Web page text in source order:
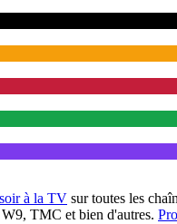
à la TV sur toutes les
TMC et bien d'autres.